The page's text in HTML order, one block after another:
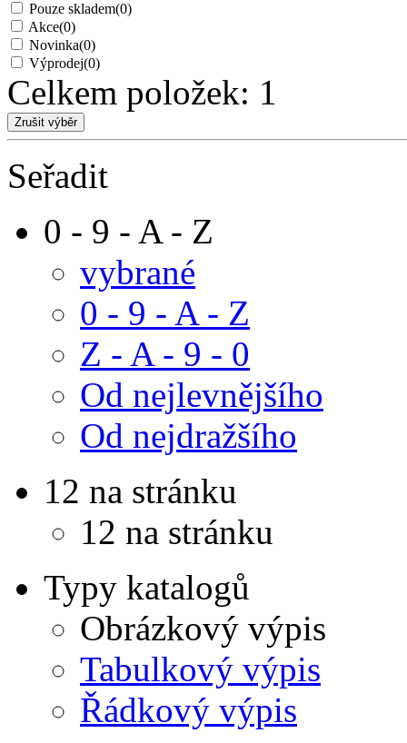
Pouze skladem(0)
Akce(0)
Novinka(0)
Výprodej(0)
Celkem položek: 1
Seřadit
0 - 9 - A - Z
vybrané
0 - 9 - A - Z
Z - A - 9 - 0
Od nejlevnějšího
Od nejdražšího
12 na stránku
12 na stránku
Typy katalogů
Obrázkový výpis
Tabulkový výpis
Řádkový výpis